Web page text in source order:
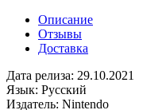
Описание
Отзывы
Доставка
Дата релиза: 29.10.2021
Язык: Русский
Издатель: Nintendo